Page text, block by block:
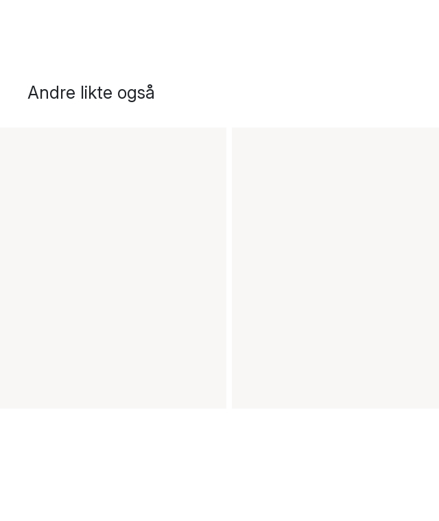
Andre likte også